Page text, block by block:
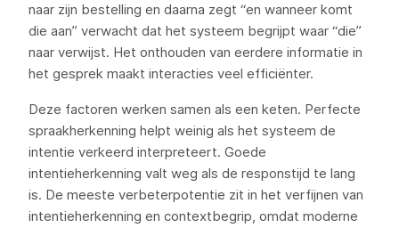
naar zijn bestelling en daarna zegt “en wanneer komt
die aan” verwacht dat het systeem begrijpt waar “die”
naar verwijst. Het onthouden van eerdere informatie in
het gesprek maakt interacties veel efficiënter.
Deze factoren werken samen als een keten. Perfecte
spraakherkenning helpt weinig als het systeem de
intentie verkeerd interpreteert. Goede
intentieherkenning valt weg als de responstijd te lang
is. De meeste verbeterpotentie zit in het verfijnen van
intentieherkenning en contextbegrip, omdat moderne